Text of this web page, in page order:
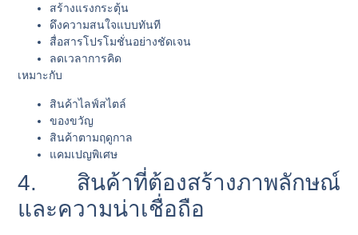
สร้างแรงกระตุ้น
ดึงความสนใจแบบทันที
สื่อสารโปรโมชั่นอย่างชัดเจน
ลดเวลาการคิด
เหมาะกับ
สินค้าไลฟ์สไตล์
ของขวัญ
สินค้าตามฤดูกาล
แคมเปญพิเศษ
4. สินค้าที่ต้องสร้างภาพลักษณ์
และความน่าเชื่อถือ